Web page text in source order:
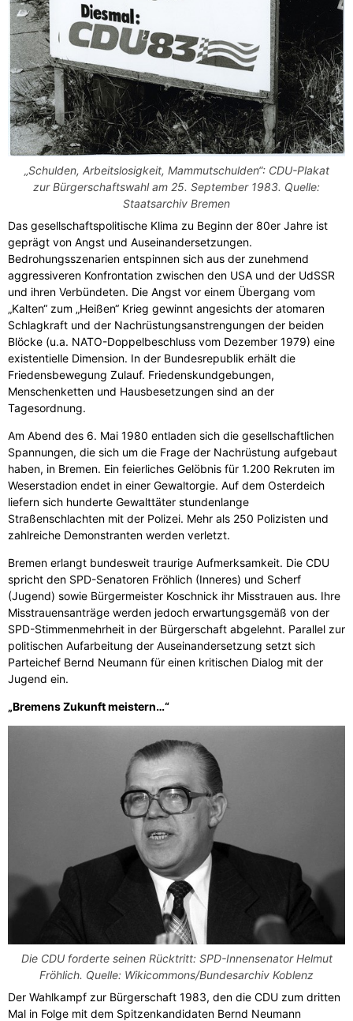
„Schulden, Arbeitslosigkeit, Mammutschulden“: CDU-Plakat
zur Bürgerschaftswahl am 25. September 1983. Quelle:
Staatsarchiv Bremen
Das gesellschaftspolitische Klima zu Beginn der 80er Jahre ist
geprägt von Angst und Auseinandersetzungen.
Bedrohungsszenarien entspinnen sich aus der zunehmend
aggressiveren Konfrontation zwischen den USA und der UdSSR
und ihren Verbündeten. Die Angst vor einem Übergang vom
„Kalten“ zum „Heißen“ Krieg gewinnt angesichts der atomaren
Schlagkraft und der Nachrüstungsanstrengungen der beiden
Blöcke (u.a. NATO-Doppelbeschluss vom Dezember 1979) eine
existentielle Dimension. In der Bundesrepublik erhält die
Friedensbewegung Zulauf. Friedenskundgebungen,
Menschenketten und Hausbesetzungen sind an der
Tagesordnung.
Am Abend des 6. Mai 1980 entladen sich die gesellschaftlichen
Spannungen, die sich um die Frage der Nachrüstung aufgebaut
haben, in Bremen. Ein feierliches Gelöbnis für 1.200 Rekruten im
Weserstadion endet in einer Gewaltorgie. Auf dem Osterdeich
liefern sich hunderte Gewalttäter stundenlange
Straßenschlachten mit der Polizei. Mehr als 250 Polizisten und
zahlreiche Demonstranten werden verletzt.
Bremen erlangt bundesweit traurige Aufmerksamkeit. Die CDU
spricht den SPD-Senatoren Fröhlich (Inneres) und Scherf
(Jugend) sowie Bürgermeister Koschnick ihr Misstrauen aus. Ihre
Misstrauensanträge werden jedoch erwartungsgemäß von der
SPD-Stimmenmehrheit in der Bürgerschaft abgelehnt. Parallel zur
politischen Aufarbeitung der Auseinandersetzung setzt sich
Parteichef Bernd Neumann für einen kritischen Dialog mit der
Jugend ein.
„Bremens Zukunft meistern…“
Die CDU forderte seinen Rücktritt: SPD-Innensenator Helmut
Fröhlich. Quelle: Wikicommons/Bundesarchiv Koblenz
Der Wahlkampf zur Bürgerschaft 1983, den die CDU zum dritten
Mal in Folge mit dem Spitzenkandidaten Bernd Neumann